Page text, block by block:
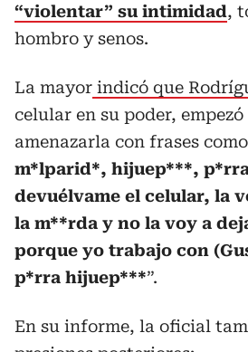
“violentar” su intimidad,
hombro y senos.
La mayor indicó que
celular en su poder,
amenazarla con frases
m*lparid*, hijuep***,
devuélvame el celular, la
la m**rda y no la voy a
porque yo trabajo con
p*rra hijuep***”.
En su informe, la oficial